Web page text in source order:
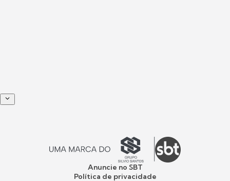
Anuncie no SBT
Política de privacidade